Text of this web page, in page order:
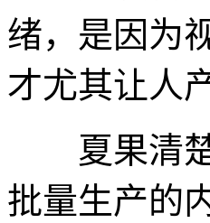
绪，是因为
才尤其让人
夏果清楚
批量生产的